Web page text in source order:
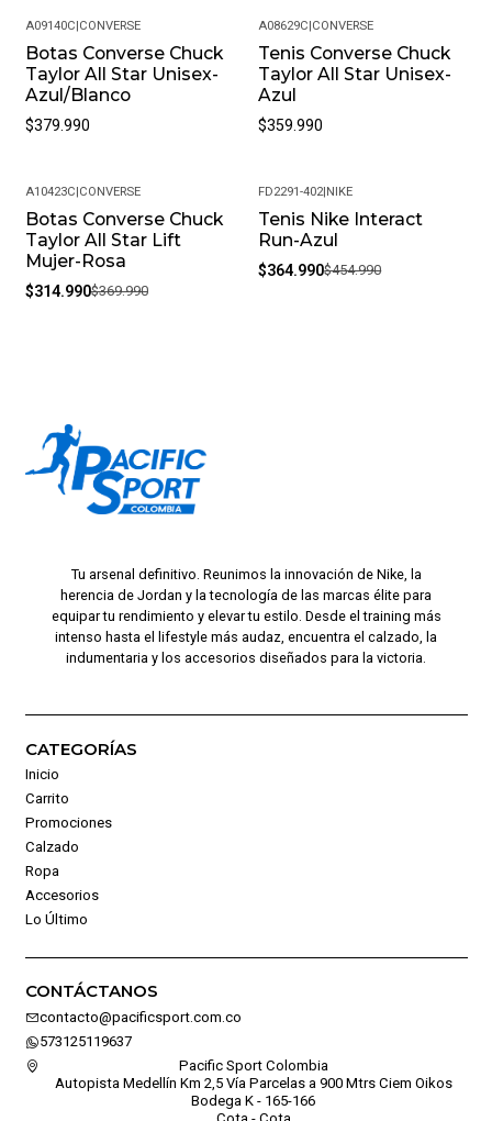
A09140C|CONVERSE
Botas Converse Chuck
Taylor All Star Unisex-
Azul/Blanco
$379.990
A08629C|CONVERSE
Tenis Converse Chuck
Taylor All Star Unisex-
Azul
$359.990
-15%
A10423C|CONVERSE
Botas Converse Chuck
Taylor All Star Lift
Mujer-Rosa
$314.990$369.990
-20%
FD2291-402|NIKE
Tenis Nike Interact
Run-Azul
$364.990$454.990
Tu arsenal definitivo. Reunimos la innovación de Nike, la
herencia de Jordan y la tecnología de las marcas élite para
equipar tu rendimiento y elevar tu estilo. Desde el training más
intenso hasta el lifestyle más audaz, encuentra el calzado, la
indumentaria y los accesorios diseñados para la victoria.
CATEGORÍAS
Inicio
Carrito
Promociones
Calzado
Ropa
Accesorios
Lo Último
CONTÁCTANOS
contacto@pacificsport.com.co
573125119637
Pacific Sport Colombia
Autopista Medellín Km 2,5 Vía Parcelas a 900 Mtrs Ciem Oikos
Bodega K - 165-166